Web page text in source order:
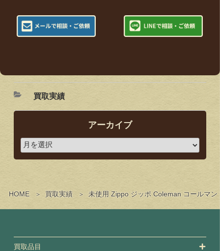
HOME 買取実績 未使用 Zippo ジッポ Coleman コールマ
買取実績
アーカイブ
買取品目